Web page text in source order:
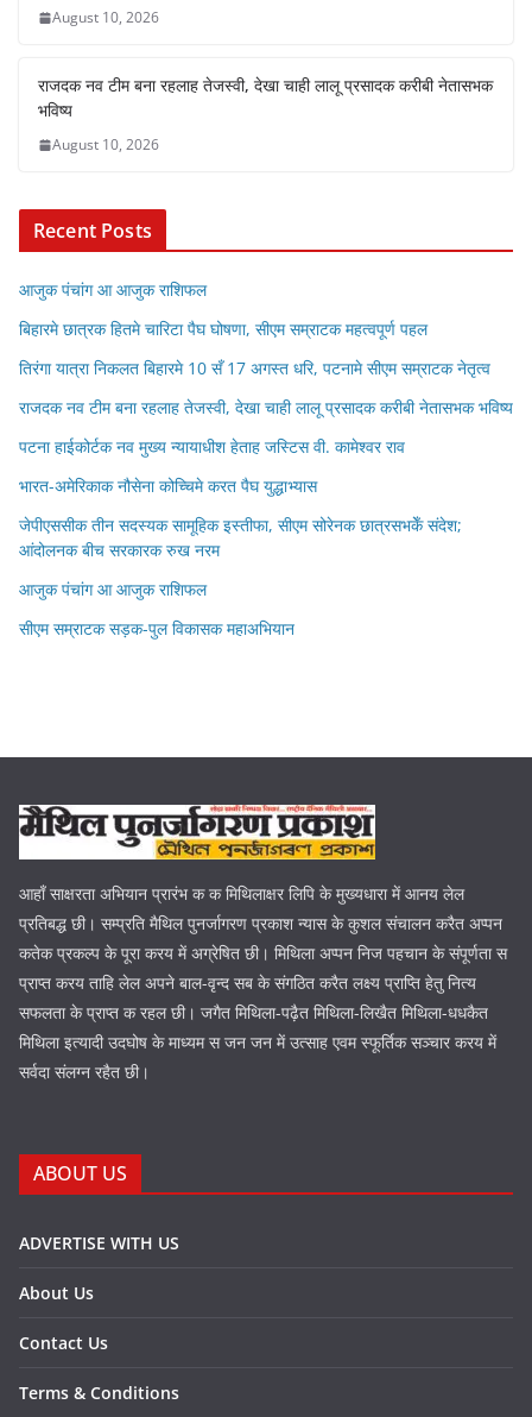
August 10, 2026
राजदक नव टीम बना रहलाह तेजस्वी, देखा चाही लालू प्रसादक करीबी नेतासभक
भविष्य
August 10, 2026
Recent Posts
आजुक पंचांग आ आजुक राशिफल
बिहारमे छात्रक हितमे चारिटा पैघ घोषणा, सीएम सम्राटक महत्वपूर्ण पहल
तिरंगा यात्रा निकलत बिहारमे 10 सँ 17 अगस्त धरि, पटनामे सीएम सम्राटक नेतृत्व
राजदक नव टीम बना रहलाह तेजस्वी, देखा चाही लालू प्रसादक करीबी नेतासभक भविष्य
पटना हाईकोर्टक नव मुख्य न्यायाधीश हेताह जस्टिस वी. कामेश्वर राव
भारत-अमेरिकाक नौसेना कोच्चिमे करत पैघ युद्धाभ्यास
जेपीएससीक तीन सदस्यक सामूहिक इस्तीफा, सीएम सोरेनक छात्रसभकेँ संदेश;
आंदोलनक बीच सरकारक रुख नरम
आजुक पंचांग आ आजुक राशिफल
सीएम सम्राटक सड़क-पुल विकासक महाअभियान
आहाँ साक्षरता अभियान प्रारंभ क क मिथिलाक्षर लिपि के मुख्यधारा में आनय लेल
प्रतिबद्ध छी। सम्प्रति मैथिल पुनर्जागरण प्रकाश न्यास के कुशल संचालन करैत अप्पन
कतेक प्रकल्प के पूरा करय में अग्रेषित छी। मिथिला अप्पन निज पहचान के संपूर्णता स
प्राप्त करय ताहि लेल अपने बाल-वृन्द सब के संगठित करैत लक्ष्य प्राप्ति हेतु नित्य
सफलता के प्राप्त क रहल छी। जगैत मिथिला-पढ़ैत मिथिला-लिखैत मिथिला-धधकैत
मिथिला इत्यादी उदघोष के माध्यम स जन जन में उत्साह एवम स्फूर्तिक सञ्चार करय में
सर्वदा संलग्न रहैत छी।
ABOUT US
ADVERTISE WITH US
About Us
Contact Us
Terms & Conditions